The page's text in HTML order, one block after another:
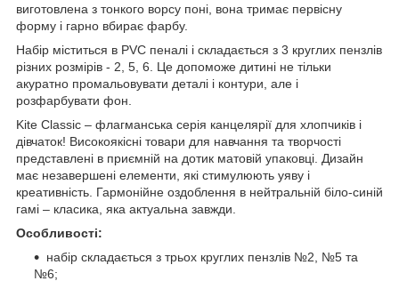
виготовлена з тонкого ворсу поні, вона тримає первісну
форму і гарно вбирає фарбу.
Набір міститься в PVC пеналі і складається з 3 круглих пензлів
різних розмірів - 2, 5, 6. Це допоможе дитині не тільки
акуратно промальовувати деталі і контури, але і
розфарбувати фон.
Kite Classic – флагманська серія канцелярії для хлопчиків і
дівчаток! Високоякісні товари для навчання та творчості
представлені в приємній на дотик матовій упаковці. Дизайн
має незавершені елементи, які стимулюють уяву і
креативність. Гармонійне оздоблення в нейтральній біло-синій
гамі – класика, яка актуальна завжди.
Особливості:
набір складається з трьох круглих пензлів №2, №5 та
№6;